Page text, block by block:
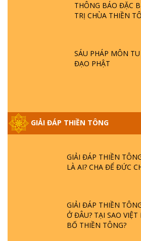
THÔNG BÁO ĐẶC
TRỊ CHÙA THIỀN
SÁU PHÁP MÔN
ĐẠO PHẬT
GIẢI ĐÁP THIỀN TÔNG
GIẢI ĐÁP THIỀN
SAO ĐỨC PHẬT
GIẢI ĐÁP VỀ LỄ TIỄN
NGỌC LÂM VỀ PHẬT
- BÁC NGUYỄN
DO ĐÂU MÀ CÓ?
GIẢI ĐÁP THIỀN
LÀ AI? CHA ĐỂ ĐỨC
GIẢI ĐÁP THIỀN
Ở ĐÂU? TẠI SAO
BỐ THIỀN TÔNG?